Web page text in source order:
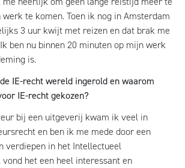
te komen. Toen ik nog in Amsterdam
3 uur kwijt met reizen en dat brak me
ben nu binnen 20 minuten op mijn werk
is.
IE-recht wereld ingerold en waarom
IE-recht gekozen?
bij een uitgeverij kwam ik veel in
en ben ik me mede door een
verdiepen in het Intellectueel
het een heel interessant en